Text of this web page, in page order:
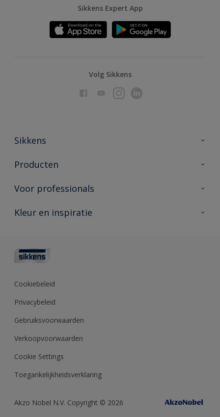
Sikkens Expert App
Volg Sikkens
Sikkens
Over Sikkens
Duurzaamheid
Producten
Producten voor binnen
Vind je verkooppunt
Voor professionals
Advies & service
Polyfilla Pro
Sikkens Center
Kleur en inspiratie
Kleurtesters
Kleurcollecties
Kennisbank
Cookiebeleid
Privacybeleid
Gebruiksvoorwaarden
Verkoopvoorwaarden
Cookie Settings
Toegankelijkheidsverklaring
Akzo Nobel N.V. Copyright © 2026